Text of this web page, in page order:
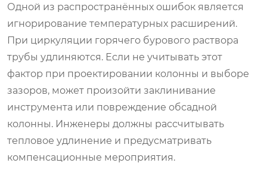
Одной из распространённых ошибок является
игнорирование температурных расширений.
При циркуляции горячего бурового раствора
трубы удлиняются. Если не учитывать этот
фактор при проектировании колонны и выборе
зазоров, может произойти заклинивание
инструмента или повреждение обсадной
колонны. Инженеры должны рассчитывать
тепловое удлинение и предусматривать
компенсационные мероприятия.